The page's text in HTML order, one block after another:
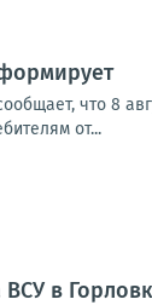
что 8
от...
в